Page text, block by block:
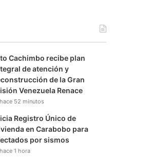
Cachimbo recibe plan
de atención y
de la Gran
Venezuela Renace
hace 52 minutos
Registro Único de
en Carabobo para
por sismos
hace 1 hora